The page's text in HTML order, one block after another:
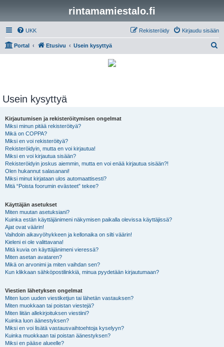
rintamamiestalo.fi
UKK Kirjaudu sisään
Rekisteröidy
Portal Etusivu Usein kysyttyä
Usein kysyttyä
Kirjautumisen ja rekisteröitymisen ongelmat
Miksi minun pitää rekisteröityä?
Mikä on COPPA?
Miksi en voi rekisteröityä?
Rekisteröidyin, mutta en voi kirjautua!
Miksi en voi kirjautua sisään?
Rekisteröidyin joskus aiemmin, mutta en voi enää kirjautua sisään?!
Olen hukannut salasanani!
Miksi minut kirjataan ulos automaattisesti?
Mitä “Poista foorumin evästeet” tekee?
Käyttäjän asetukset
Miten muutan asetuksiani?
Kuinka estän käyttäjänimeni näkymisen paikalla olevissa käyttäjissä?
Ajat ovat väärin!
Vaihdoin aikavyöhykkeen ja kellonaika on silti väärin!
Kieleni ei ole valittavana!
Mitä kuvia on käyttäjänimeni vieressä?
Miten asetan avataren?
Mikä on arvonimi ja miten vaihdan sen?
Kun klikkaan sähköpostilinkkiä, minua pyydetään kirjautumaan?
Viestien lähetyksen ongelmat
Miten luon uuden viestiketjun tai lähetän vastauksen?
Miten muokkaan tai poistan viestejä?
Miten liitän allekirjoituksen viestiini?
Kuinka luon äänestyksen?
Miksi en voi lisätä vastausvaihtoehtoja kyselyyn?
Kuinka muokkaan tai poistan äänestyksen?
Miksi en pääse alueelle?